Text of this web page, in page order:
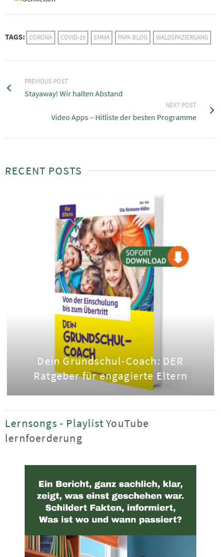
TAGS: CORONA COVID-19 EMMA PAPA BLOG WALDSPAZIERGANG
PREVIOUS POST
Stayaway! Wir halten Abstand
NEXT POST
Video Apps – Hitliste der besten Programme
RECENT POSTS
Dein Grundschul-Coach: DER
Ratgeber für engagierte Eltern
Lernsongs - PlaylistYouTube
lernfoerderung